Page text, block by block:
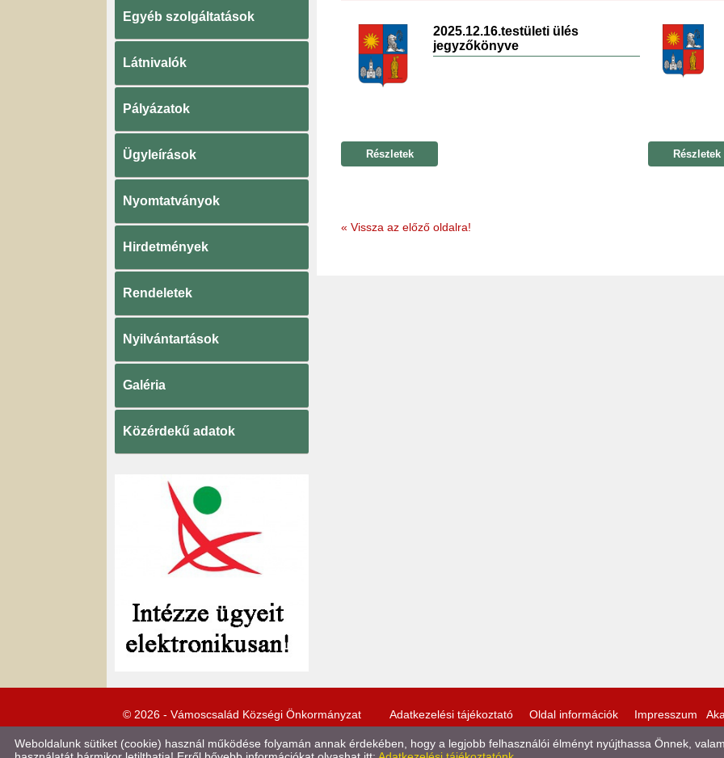
Egyéb szolgáltatások
Látnivalók
Pályázatok
Ügyleírások
Nyomtatványok
Hirdetmények
Rendeletek
Nyilvántartások
Galéria
Közérdekű adatok
2025.12.16.testületi ülés
jegyzőkönyve
Részletek Részletek
« Vissza az előző oldalra!
© 2026 - Vámoscsalád Községi Önkormányzat Adatkezelési tájékoztató Oldal információk Impresszum
Weboldalunk sütiket (cookie) használ működése folyamán annak érdekében, hogy a legjobb felhasználói élményt nyújthassa Önnek,